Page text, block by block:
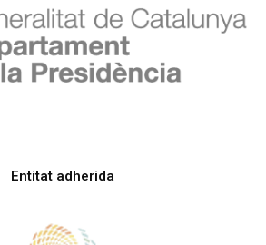
Entitat adherida